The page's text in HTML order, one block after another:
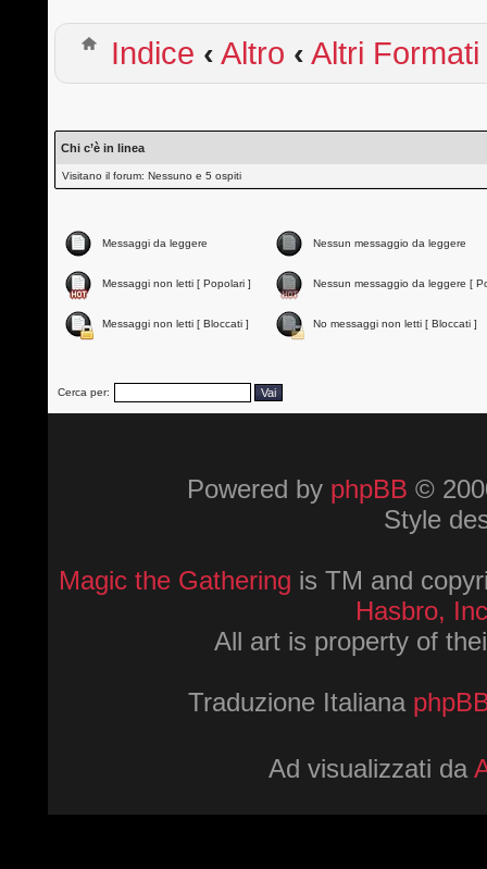
Indice ‹ Altro ‹ Altri
Chi c’è in linea
Visitano il forum: Nessuno e 5 ospiti
Messaggi da leggere Nessun messaggio da leggere
Messaggi non letti [ Popolari ] Nessun messaggio da leggere [
Messaggi non letti [ Bloccati ] No messaggi non letti [ Bloccati ]
Cerca per:
Powered by phpBB ©
Style
Magic the Gathering is TM and
Hasbro,
All art is property of
Traduzione Italiana
Ad visualizzati da